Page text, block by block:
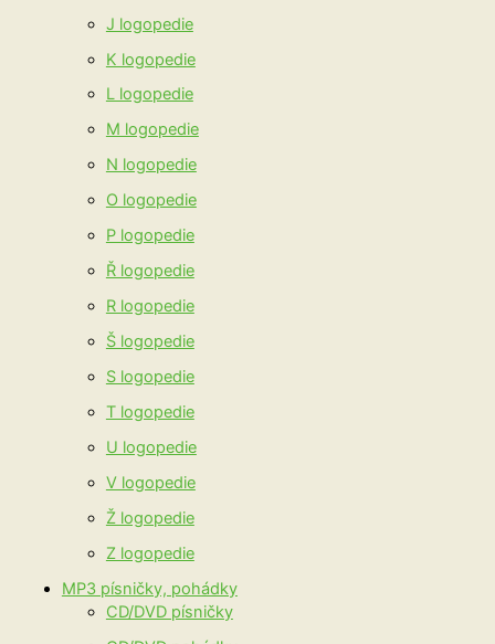
J logopedie
K logopedie
L logopedie
M logopedie
N logopedie
O logopedie
P logopedie
Ř logopedie
R logopedie
Š logopedie
S logopedie
T logopedie
U logopedie
V logopedie
Ž logopedie
Z logopedie
MP3 písničky, pohádky
CD/DVD písničky